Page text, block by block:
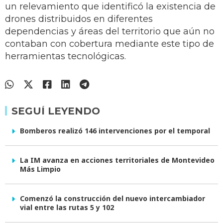
un relevamiento que identificó la existencia de
drones distribuidos en diferentes
dependencias y áreas del territorio que aún no
contaban con cobertura mediante este tipo de
herramientas tecnológicas.
SEGUÍ LEYENDO
Bomberos realizó 146 intervenciones por el temporal
La IM avanza en acciones territoriales de Montevideo
Más Limpio
Comenzó la construcción del nuevo intercambiador
vial entre las rutas 5 y 102